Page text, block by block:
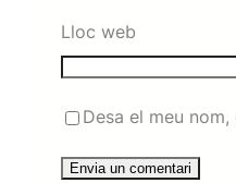
Lloc web
Desa el meu